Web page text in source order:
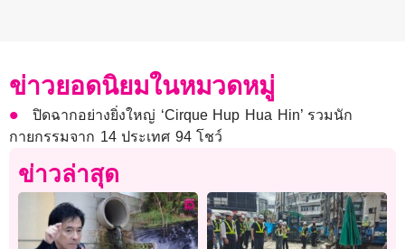
ข่าวยอดนิยมในหมวดหมู่
ปิดฉากอย่างยิ่งใหญ่ ‘Cirque Hup Hua Hin’ รวมนัก
กายกรรมจาก 14 ประเทศ 94 โชว์
ข่าวล่าสุด